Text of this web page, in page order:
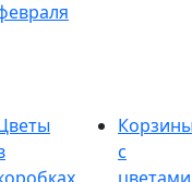
с